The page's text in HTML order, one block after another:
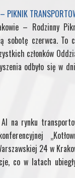
M
y
P
e
PIKNIK
– Rodzinny
czerwca. To
członków
odbyło się w
na rynku
24 w
co w latach